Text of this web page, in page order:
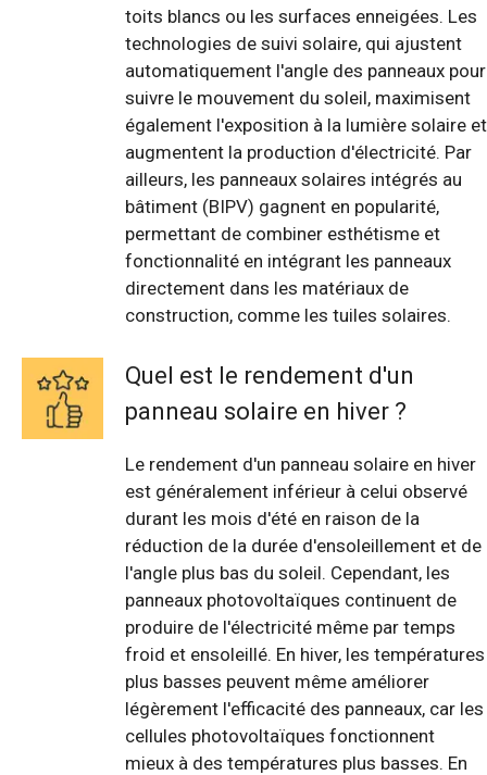
toits blancs ou les surfaces enneigées. Les
technologies de suivi solaire, qui ajustent
automatiquement l'angle des panneaux pour
suivre le mouvement du soleil, maximisent
également l'exposition à la lumière solaire et
augmentent la production d'électricité. Par
ailleurs, les panneaux solaires intégrés au
bâtiment (BIPV) gagnent en popularité,
permettant de combiner esthétisme et
fonctionnalité en intégrant les panneaux
directement dans les matériaux de
construction, comme les tuiles solaires.
Quel est le rendement d'un
panneau solaire en hiver ?
Le rendement d'un panneau solaire en hiver
est généralement inférieur à celui observé
durant les mois d'été en raison de la
réduction de la durée d'ensoleillement et de
l'angle plus bas du soleil. Cependant, les
panneaux photovoltaïques continuent de
produire de l'électricité même par temps
froid et ensoleillé. En hiver, les températures
plus basses peuvent même améliorer
légèrement l'efficacité des panneaux, car les
cellules photovoltaïques fonctionnent
mieux à des températures plus basses. En